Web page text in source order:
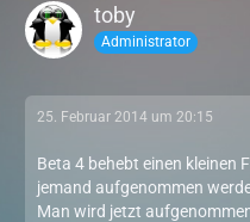
toby
Administrator
25. Februar 2014 um 20:15
Beta 4 behebt einen kleinen
jemand aufgenommen
Man wird jetzt